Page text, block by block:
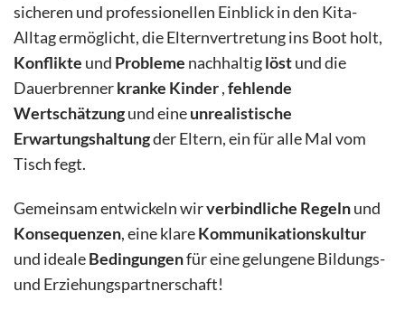
sicheren und professionellen Einblick in den Kita-
Alltag ermöglicht, die Elternvertretung ins Boot holt,
Konflikte und Probleme nachhaltiglöstund die
Dauerbrennerkranke Kinder,fehlende
Wertschätzungund eineunrealistische
Erwartungshaltungder Eltern, ein für alle Mal vom
Tisch fegt.
Gemeinsam entwickeln wirverbindliche Regelnund
Konsequenzen, eine klareKommunikationskultur
und idealeBedingungenfür eine gelungene Bildungs-
und Erziehungspartnerschaft!